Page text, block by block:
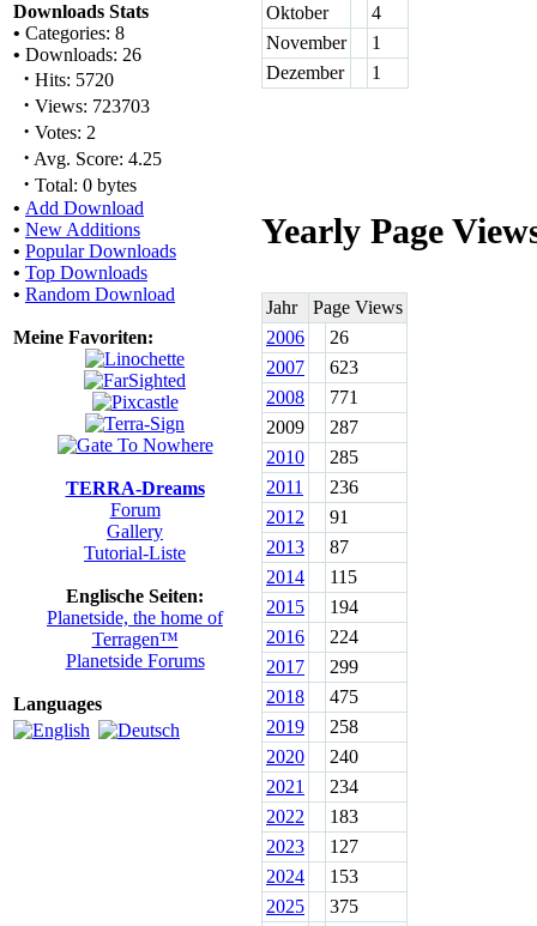
Downloads Stats
• Categories: 8
• Downloads: 26
· Hits: 5720
· Views: 723703
· Votes: 2
· Avg. Score: 4.25
· Total: 0 bytes
• Add Download
• New Additions
• Popular Downloads
• Top Downloads
• Random Download
Meine Favoriten:
TERRA-Dreams
Forum
Gallery
Tutorial-Liste
Englische Seiten:
Planetside, the home of
Terragen™
Planetside Forums
Languages
Oktober
4
November
1
Dezember
1
Yearly Page
Jahr
Page Views
2006
26
2007
623
2008
771
2009
287
2010
285
2011
236
2012
91
2013
87
2014
115
2015
194
2016
224
2017
299
2018
475
2019
258
2020
240
2021
234
2022
183
2023
127
2024
153
2025
375